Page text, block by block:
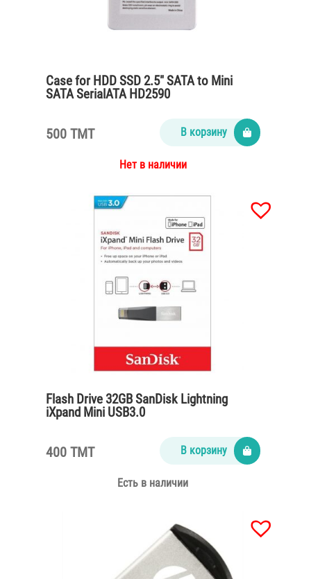
Case for HDD SSD 2.5″ SATA to Mini
SATA SerialATA HD2590
500 TMT В корзину
Нет в наличии
Flash Drive 32GB SanDisk Lightning
iXpand Mini USB3.0
400 TMT В корзину
Есть в наличии